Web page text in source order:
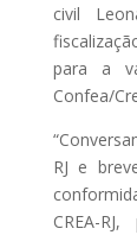
civil
para a
Confea/
RJ e
CREA-